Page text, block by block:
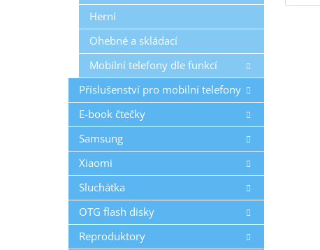
Herní
Ohebné a skládací
Mobilní telefony dle funkcí
Příslušenství pro mobilní telefony
E-book čtečky
Samsung
Xiaomi
Sluchátka
OTG flash disky
Reproduktory